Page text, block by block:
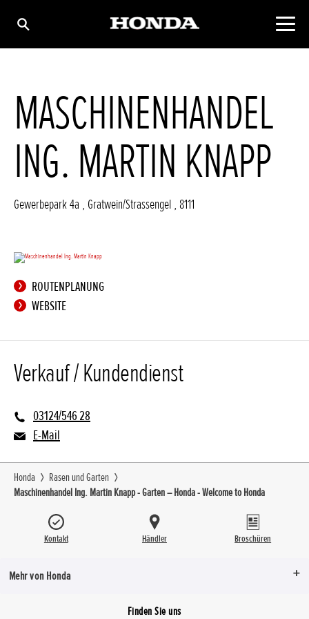
MASCHINENHANDEL
ING. MARTIN KNAPP
Gewerbepark 4a , Gratwein/Strassengel , 8111
ROUTENPLANUNG
WEBSITE
Verkauf / Kundendienst
03124/546 28
E-Mail
Honda
Rasen und Garten
Maschinenhandel Ing. Martin Knapp - Garten – Honda - Welcome to Honda
Kontakt Händler Broschüren
Mehr von Honda
Finden Sie uns